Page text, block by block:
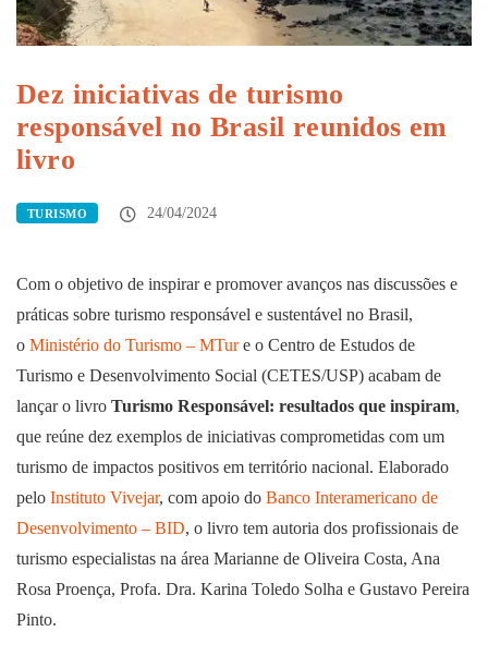
Dez iniciativas de turismo
responsável no Brasil reunidos em
livro
TURISMO 24/04/2024
Com o objetivo de inspirar e promover avanços nas discussões e
práticas sobre turismo responsável e sustentável no Brasil,
o Ministério do Turismo – MTure o Centro de Estudos de
Turismo e Desenvolvimento Social (CETES/USP) acabam de
lançar o livro Turismo Responsável: resultados que inspiram,
que reúne dez exemplos de iniciativas comprometidas com um
turismo de impactos positivos em território nacional. Elaborado
pelo Instituto Vivejar, com apoio do Banco Interamericano de
Desenvolvimento – BID, o livro tem autoria dos profissionais de
turismo especialistas na área Marianne de Oliveira Costa, Ana
Rosa Proença, Profa. Dra. Karina Toledo Solha e Gustavo Pereira
Pinto.